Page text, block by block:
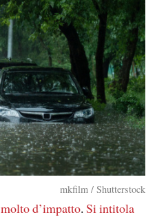
mkfilm / Shutterstock
molto d’impatto. Si intitola